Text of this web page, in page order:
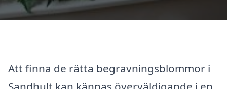
Att finna de rätta begravningsblommor i